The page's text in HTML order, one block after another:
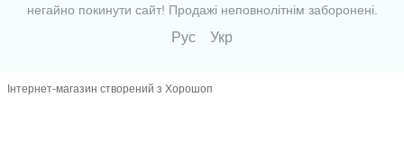
негайно покинути сайт! Продажі неповнолітнім заборонені.
Рус Укр
Інтернет-магазин створений з Хорошоп